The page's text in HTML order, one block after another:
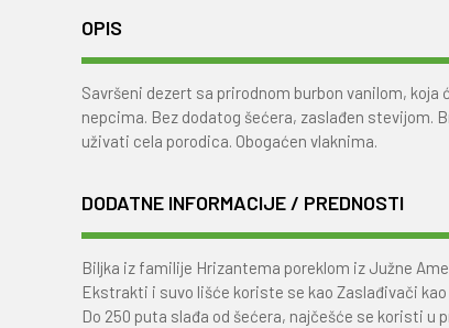
OPIS
Savršeni dezert sa prirodnom burbon vanilom,
nepcima. Bez dodatog šećera, zaslađen stevijom.
uživati cela porodica. Obogaćen vlaknima.
DODATNE INFORMACIJE / PREDNOSTI
Biljka iz familije Hrizantema poreklom iz Južne
Ekstrakti i suvo lišće koriste se kao Zaslađivači
Do 250 puta slađa od šećera, najčešće se koristi u